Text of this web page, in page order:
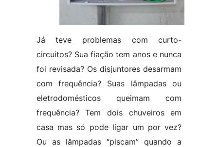
Já teve problemas com curto-
circuitos? Sua fiação tem anos e nunca
foi revisada? Os disjuntores desarmam
com frequência? Suas lâmpadas ou
eletrodomésticos queimam com
frequência? Tem dois chuveiros em
casa mas só pode ligar um por vez?
Ou as lâmpadas “piscam” quando a